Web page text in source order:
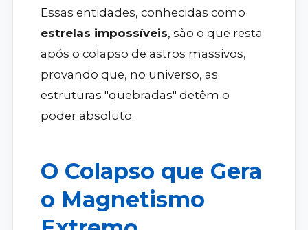
Essas entidades, conhecidas como
estrelas impossíveis, são o que resta
após o colapso de astros massivos,
provando que, no universo, as
estruturas "quebradas" detêm o
poder absoluto.
O Colapso que Gera
o Magnetismo